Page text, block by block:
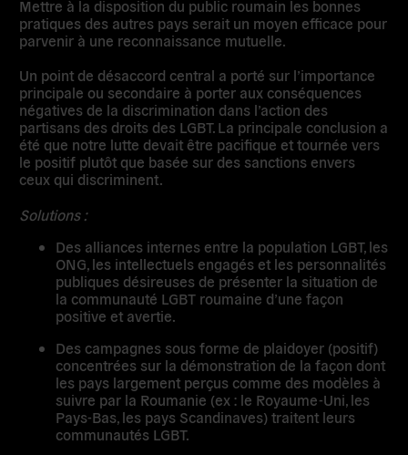
Mettre à la disposition du public roumain les bonnes
pratiques des autres pays serait un moyen efficace pour
parvenir à une reconnaissance mutuelle.
Un point de désaccord central a porté sur l’importance
principale ou secondaire à porter aux conséquences
négatives de la discrimination dans l’action des
partisans des droits des LGBT. La principale conclusion a
été que notre lutte devait être pacifique et tournée vers
le positif plutôt que basée sur des sanctions envers
ceux qui discriminent.
Solutions :
Des alliances internes entre la population LGBT, les
ONG, les intellectuels engagés et les personnalités
publiques désireuses de présenter la situation de
la communauté LGBT roumaine d’une façon
positive et avertie.
Des campagnes sous forme de plaidoyer (positif)
concentrées sur la démonstration de la façon dont
les pays largement perçus comme des modèles à
suivre par la Roumanie (ex : le Royaume-Uni, les
Pays-Bas, les pays Scandinaves) traitent leurs
communautés LGBT.